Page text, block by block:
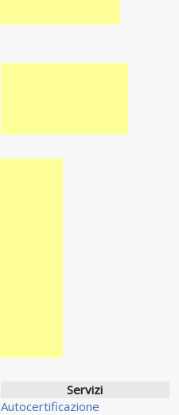
Servizi
Autocertificazione